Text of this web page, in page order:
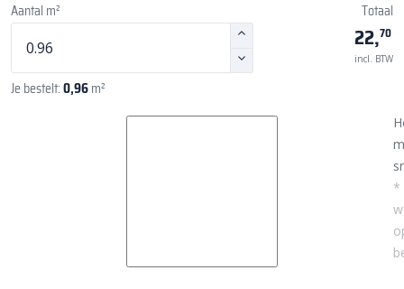
Aantal m²
Je bestelt:0,96m²
Totaal
22,70
incl. BTW
*